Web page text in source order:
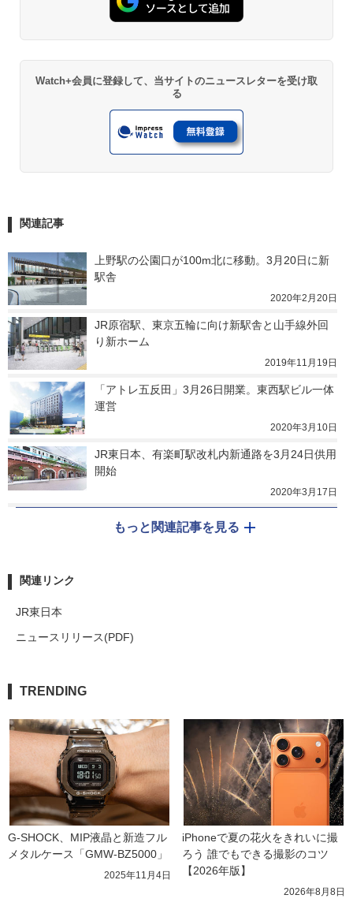
Watch+会員に登録して、当サイトのニュースレターを受け取
る
関連記事
上野駅の公園口が100m北に移動。3月20日に新
駅舎
2020年2月20日
JR原宿駅、東京五輪に向け新駅舎と山手線外回
り新ホーム
2019年11月19日
「アトレ五反田」3月26日開業。東西駅ビル一体
運営
2020年3月10日
JR東日本、有楽町駅改札内新通路を3月24日供用
開始
2020年3月17日
もっと関連記事を見る
関連リンク
JR東日本
ニュースリリース(PDF)
TRENDING
G-SHOCK、MIP液晶と新造フル
メタルケース「GMW-BZ5000」
2025年11月4日
iPhoneで夏の花火をきれいに撮
ろう 誰でもできる撮影のコツ
【2026年版】
2026年8月8日